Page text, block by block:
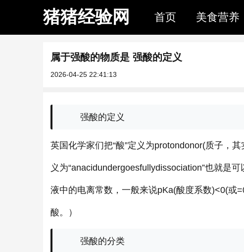
猪猪经验网 首页 美食营养
属于强酸的物质是 强酸的定义
2026-04-25 22:41:13
强酸的定义
英国化学家们把“酸”定义为protondonor(质子，
义为“anacidundergoesfullydissociation”也就是
液中的电离常数，一般来说pKa(酸度系数)<0(或
酸。）
强酸的分类